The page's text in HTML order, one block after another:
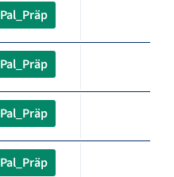
Pal_Präp
Pal_Präp
Pal_Präp
Pal_Präp